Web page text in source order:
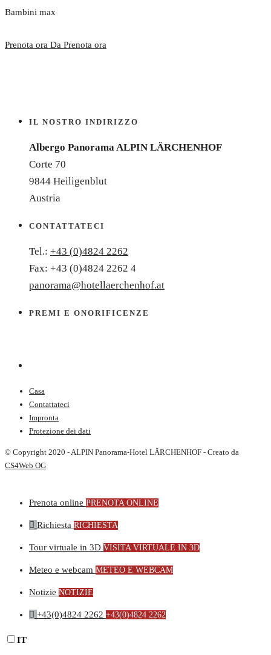
Bambini max
Prenota ora Da Prenota ora
IL NOSTRO INDIRIZZO
Albergo Panorama ALPIN LÄRCHENHOF
Corte 70
9844 Heiligenblut
Austria
CONTATTATECI
Tel.: +43 (0)4824 2262
Fax: +43 (0)4824 2262 4
panorama@hotellaerchenhof.at
PREMI E ONORIFICENZE
Casa
Contattateci
Impronta
Protezione dei dati
© Copyright 2020 - ALPIN Panorama-Hotel LÄRCHENHOF - Creato da
CS4Web OG
Prenota online PRENOTA ONLINE
Richiesta RICHIESTA
Tour virtuale in 3D VISITA VIRTUALE IN 3D
Meteo e webcam METEO E WEBCAM
Notizie NOTIZIE
+43(0)4824 2262 +43(0)4824 2262
IT